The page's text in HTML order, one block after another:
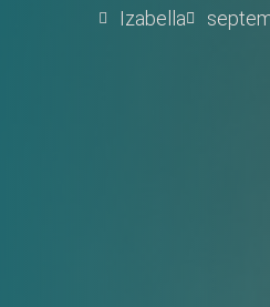
Izabella